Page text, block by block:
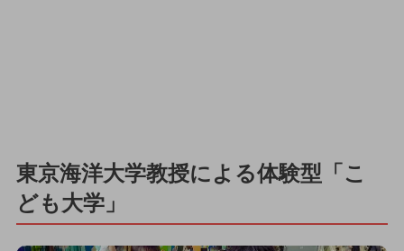
東京海洋大学教授による体験型「こ
ども大学」